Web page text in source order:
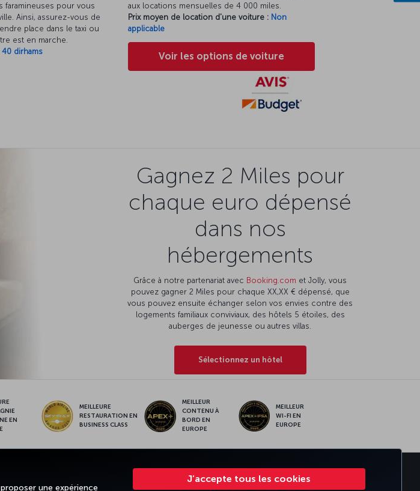
une expérience
J’accepte tous les cookies
faramineuses pour vous
Ainsi, assurez-vous de
place dans le taxi ou
est en marche.
40 dirhams
aux locations mensuelles de 4 000 miles.
Prix moyen de location d'une voiture : Non
applicable
Voir les options de voiture
Gagnez 2 Miles pour
chaque euro dépensé
dans nos
hébergements
Grâce à notre partenariat avec Booking.com et Jolly, vous
pouvez gagner 2 Miles pour chaque XX,XX € dépensé, que
vous pouvez ensuite échanger selon vos envies contre des
logements familiaux conviviaux, des hôtels 5 étoiles, des
auberges de jeunesse ou autres villas.
Sélectionnez un hôtel
EN
MEILLEURE
RESTAURATION EN
BUSINESS CLASS
MEILLEUR
CONTENU À
BORD EN
EUROPE
MEILLEUR
WI-FI EN
EUROPE